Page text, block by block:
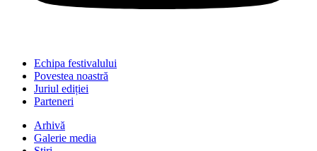
Echipa festivalului
Povestea noastră
Juriul ediției
Parteneri
Arhivă
Galerie media